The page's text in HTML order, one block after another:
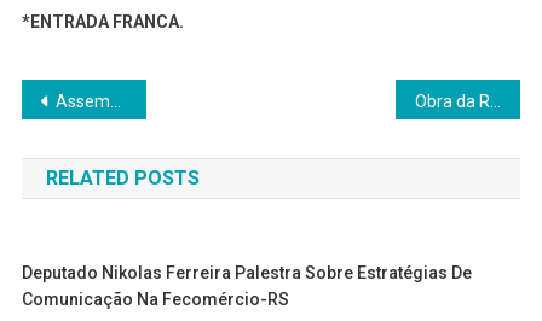
*ENTRADA FRANCA.
Navegação
de
Post
Assembleias Regionais Ampliadas marcam nova etapa da Consulta Popular 2025/2026 Obra da Rua Assis Brasil, viabilizada pelo Senador Paim através do Vereador Claudio Motta, está em andamento em Panambi
RELATED POSTS
Deputado Nikolas Ferreira Palestra Sobre Estratégias De
Comunicação Na Fecomércio-RS